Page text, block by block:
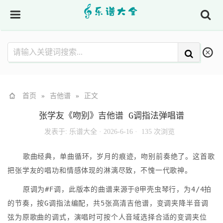
首页 » 吉他谱 » 正文
张学友《吻别》吉他谱 G调指法弹唱谱
发表于: 乐谱大全 · 2026-6-16 · 135 次浏览
歌曲经典，单曲循环，岁月的痕迹，吻别前奏绝了。这首歌
把张学友的唱功和情感体现的淋漓尽致，不愧一代歌神。
原调为#F调，此版本的曲谱来源于@甲壳虫琴行，为4/4拍
的节奏，按G调指法编配，共5张高清吉他谱，变调夹降半音调
弦为原歌曲的调式，演唱时可按个人音域选择合适的变调夹位